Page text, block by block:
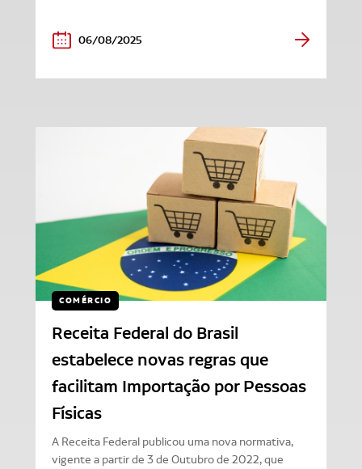
06/08/2025
COMÉRCIO
Receita Federal do Brasil
estabelece novas regras que
facilitam Importação por Pessoas
Físicas
A Receita Federal publicou uma nova normativa,
vigente a partir de 3 de Outubro de 2022, que